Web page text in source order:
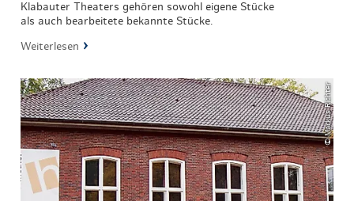
Klabauter Theaters gehören sowohl eigene Stücke
als auch bearbeitete bekannte Stücke.
Weiterlesen
© Markus Richter